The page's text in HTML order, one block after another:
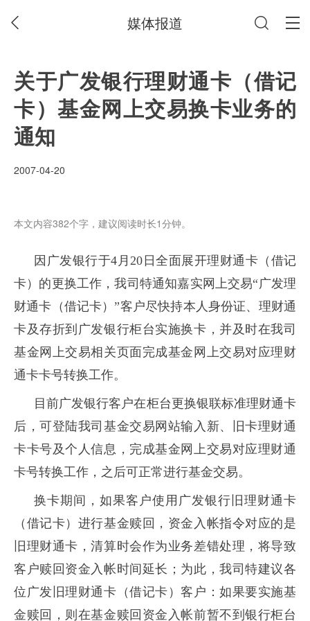
媒体报道
关于广发银行理财通卡（借记
卡）基金网上交易换卡业务的
通知
2007-04-20
本文内容382个字，建议阅读时长1分钟。
因广发银行于4 月20 日全面展开理财通卡（借记
卡）的更换工作，我司特通知嘉实网上交易“广发理
财通卡（借记卡）”客户尽快持本人身份证、理财通
卡及存折到广发银行柜台实施换卡，并及时在我司
基金网上交易相关页面完成基金网上交易对应理财
通卡卡号转换工作。
目前广发银行客户在柜台更换银联标准理财通卡
后，可登陆我司基金交易网站输入新、旧卡理财通
卡卡号及个人信息，完成基金网上交易对应理财通
卡号转换工作，之后可正常进行基金交易。
换卡期间，如果客户使用广发银行旧理财通卡
（借记卡）进行基金赎回，资金入帐指令对应的是
旧理财通卡，清算时会作为业务差错处理，将导致
客户赎回资金入帐时间延长；为此，我司特建议各
位广发旧理财通卡（借记卡）客户：如果要实施基
金赎回，则在基金赎回资金入帐前暂不到银行柜台